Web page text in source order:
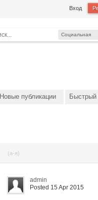
Вход
Социальная
Быстрый
Новые публикации
(а-я)
admin
Posted 15 Apr 2015